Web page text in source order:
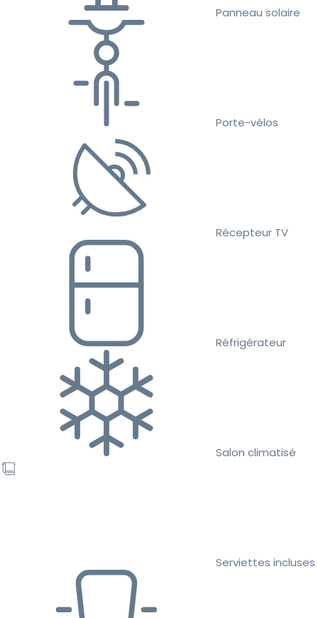
Panneau solaire
Porte-vélos
Récepteur TV
Réfrigérateur
Salon climatisé
Serviettes incluses